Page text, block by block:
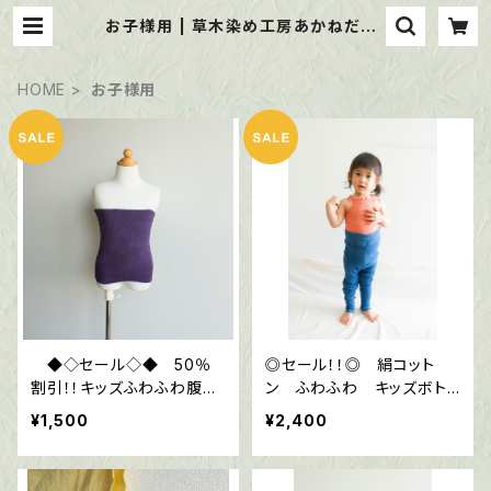
お子様用 | 草木染め工房あかねだま・
HOME お子様用
◆◇セール◇◆ 50％
割引！！キッズふわふわ腹
巻 絹コットン （ログウッ
ド染め） 冷え取り 温
活 （お色は写真1枚～8枚
目）
¥1,500
◎セール！！◎ 絹コット
ン ふわふわ キッズボト
ムス （藍染め）冷え取り
¥2,400